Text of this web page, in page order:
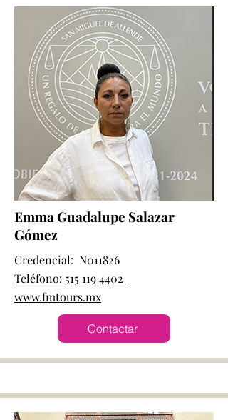
Emma Guadalupe Salazar
Gómez
Credencial: N011826
Teléfono: 515 119 4402
www.fmtours.mx
Contactar